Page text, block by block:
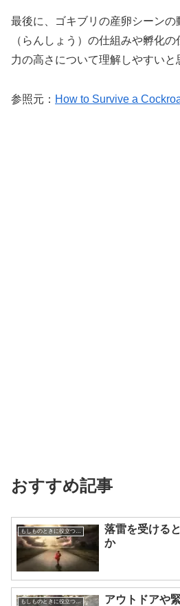
最後に、ゴキブリの産卵シーン
（らんしょう）の仕組みや孵化
力の高さについて理解しやすいと
参照元： How to Survive a
おすすめ記事
もしものときに役立つ知識
落雷を受ける
か
もしものときに役立つ知識 アウトドアや